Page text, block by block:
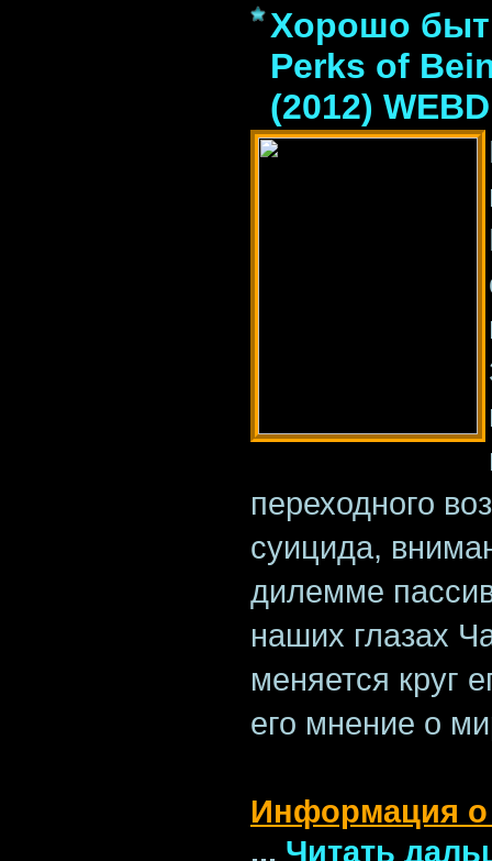
Хорошо
Perks of
(2012)
переходного
суицида,
дилемме
наших глазах
меняется круг
его мнение о
Информация
... Читать